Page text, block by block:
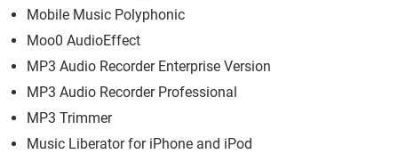
Mobile Music Polyphonic
Moo0 AudioEffect
MP3 Audio Recorder Enterprise Version
MP3 Audio Recorder Professional
MP3 Trimmer
Music Liberator for iPhone and iPod